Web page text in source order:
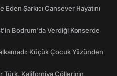
Şarkıcı Cansever Hayatını
Bodrum'da Verdiği Konserde
Küçük Çocuk Yüzünden
Türk, Kaliforniya Çöllerinin